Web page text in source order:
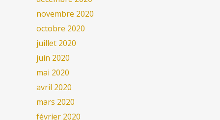
novembre 2020
octobre 2020
juillet 2020
juin 2020
mai 2020
avril 2020
mars 2020
février 2020